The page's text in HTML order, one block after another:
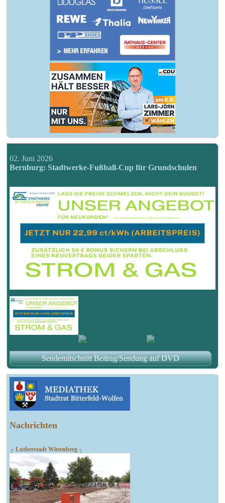
Nachrichten
┌ Lutherstadt Wittenberg ┐
02. Juni 2026
Bernburg: Stadtwerke-Fußball-Cup für Grundschulen
Sendemitschnitt Beitrag/Sendung auf DVD